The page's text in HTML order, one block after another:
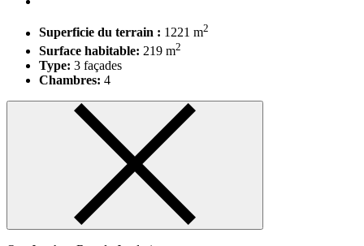
Superficie du terrain : 1221 m2
Surface habitable: 219 m2
Type: 3 façades
Chambres: 4